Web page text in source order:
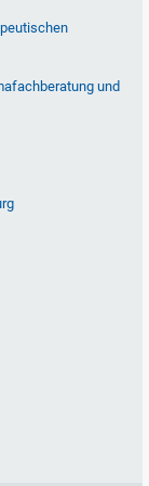
und